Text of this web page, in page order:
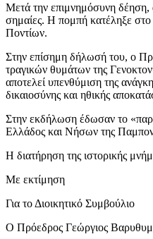
Μετά την επιμνημόσυνη
σημαίες. Η πομπή κατέληξε
Ποντίων.
Στην επίσημη δήλωσή του, ο
τραγικών θυμάτων της
αποτελεί υπενθύμιση της
δικαιοσύνης και ηθικής
Στην εκδήλωση έδωσαν το
Ελλάδος και Νήσων της
Η διατήρηση της ιστορικής
Με εκτίμηση
Για το Διοικητικό Συμβούλιο
Ο Πρόεδρος Γεώργιος